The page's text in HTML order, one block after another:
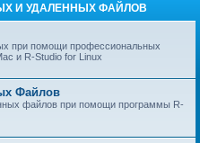
r
И УДАЛЕННЫХ ФАЙЛОВ
при помощи профессиональных
и R-Studio for Linux
Файлов
файлов при помощи программы R-